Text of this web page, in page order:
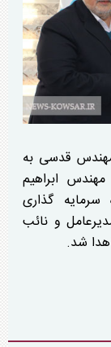
قدسی به
ابراهیم
گذاری
و نائب
شد.